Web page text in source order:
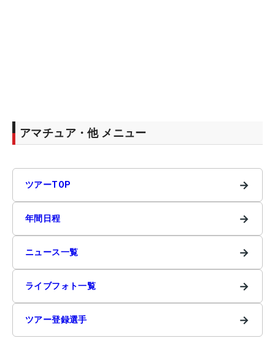
アマチュア・他 メニュー
ツアーTOP →
年間日程 →
ニュース一覧 →
ライブフォト一覧 →
ツアー登録選手 →